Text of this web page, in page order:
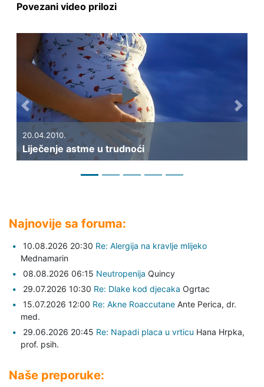
Povezani video prilozi
20.04.2010.
Liječenje astme u trudnoći
Previous Next
Najnovije sa foruma:
10.08.2026 20:30 Re: Alergija na kravlje mlijeko
Mednamarin
08.08.2026 06:15 Neutropenija Quincy
29.07.2026 10:30 Re: Dlake kod djecaka Ogrtac
15.07.2026 12:00 Re: Akne Roaccutane Ante Perica, dr.
med.
29.06.2026 20:45 Re: Napadi placa u vrticu Hana Hrpka,
prof. psih.
Naše preporuke: